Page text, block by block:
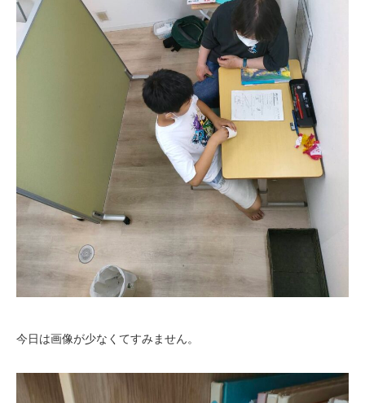
今日は画像が少なくてすみません。